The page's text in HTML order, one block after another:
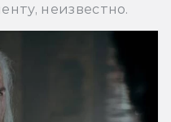
неизвестно.